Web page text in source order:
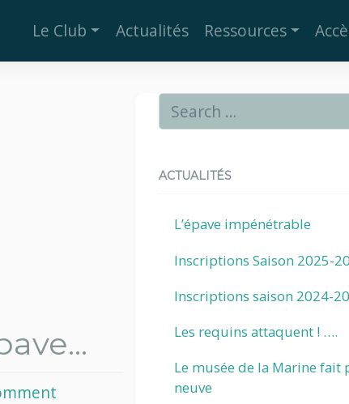
Le Club Actualités Ressources
ACTUALITÉS
L’épave impénétrable
Inscriptions Saison 2025-
Inscriptions saison 2024-
Les requins attaquent ! ….
Le musée de la Marine fait
neuve